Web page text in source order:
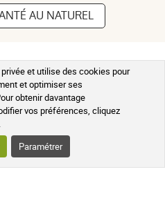
et utilise des cookies pour
et optimiser ses
obtenir davantage
vos préférences, cliquez
Paramétrer
2021 suite à une commande du
AU NATUREL
DE PRODUITS SOUVENT
NOS CLIENTS